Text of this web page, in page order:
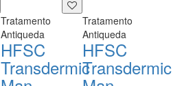
Tratamento
Antiqueda
HFSC
Transdermic
Tratamento
Antiqueda
HFSC
Transdermic